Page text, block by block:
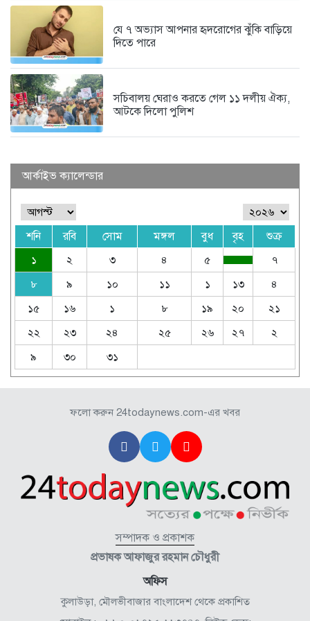
যে ৭ অভ্যাস আপনার হৃদরোগের ঝুঁকি বাড়িয়ে
দিতে পারে
সচিবালয় ঘেরাও করতে গেল ১১ দলীয় ঐক্য,
আটকে দিলো পুলিশ
আর্কাইভ ক্যালেন্ডার
শনি রবি সোম মঙ্গল বুধ বৃহ শুক্র
১ ২ ৩ ৪ ৫
৭
৮
৯ ১০ ১১ ১ ১৩
৪
১৫
১৬ ১ ৮ ১৯ ২০
২১
২২
২৩ ২৪ ২৫ ২৬ ২৭
২
৯
৩০ ৩১
ফলো করুন 24todaynews.com-এর খবর
সম্পাদক ও প্রকাশক
প্রভাষক আফাজুর রহমান চৌধুরী
অফিস
কুলাউড়া, মৌলভীবাজার বাংলাদেশ থেকে প্রকাশিত